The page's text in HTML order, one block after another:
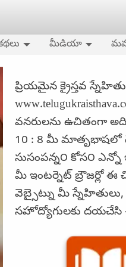
మీడియా
ప్రియమైన క్రైస్తవ
వనరులను ఉచితంగా
10 : 8 మీ మాతృభాషలో
సుసంపన్న౦ కోస౦
మీ ఇంటర్నెట్ బ్రౌజర్లో ఈ
వెబ్సైట్ను మీ
సహోద్యోగులకు దయచేసి